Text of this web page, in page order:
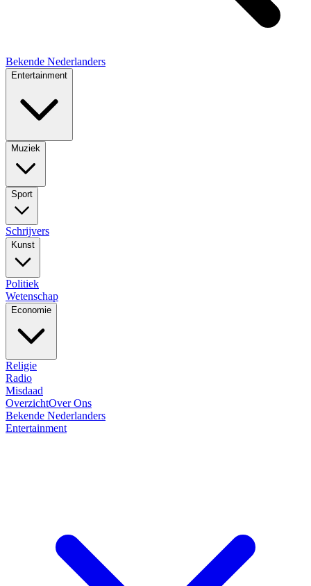
Bekende Nederlanders
Entertainment
Muziek
Sport
Schrijvers
Kunst
Politiek
Wetenschap
Economie
Religie
Radio
Misdaad
OverzichtOver Ons
Bekende Nederlanders
Entertainment